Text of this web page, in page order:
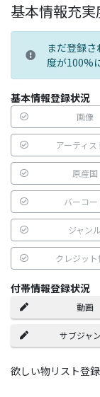
基本情報充実
まだ登録
度が100%
基本情報登録状況
画像
アーティス
原産国
バーコー
ジャンル
クレジット
付帯情報登録状況
動画
サブジャ
欲しい物リスト登録